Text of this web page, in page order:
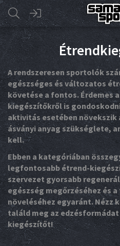
A rendszeresen sportolók
egészséges és változatos
követése a fontos. Érdemes
kiegészítőkről is
aktivitás esetében növekszik
ásványi anyag szükséglete,
kell.
Ebben a kategóriában
legfontosabb étrend-
szervezet gyorsabb
egészség megőrzéséhez és
növeléséhez egyaránt. Nézz
találd meg az
kiegészítőt!